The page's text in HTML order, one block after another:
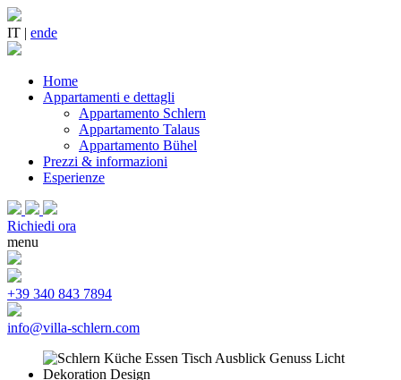
IT | ende
Home
Appartamenti e dettagli
Appartamento Schlern
Appartamento Talaus
Appartamento Bühel
Prezzi & informazioni
Esperienze
Richiedi ora
menu
+39 340 843 7894
info@villa-schlern.com